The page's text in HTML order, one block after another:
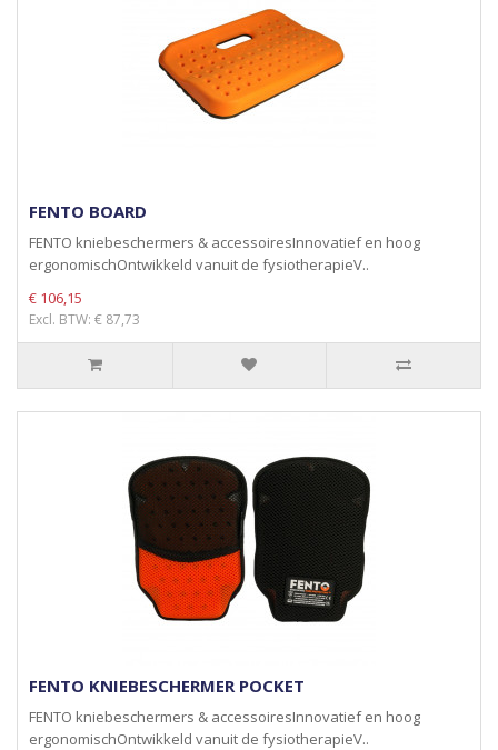
FENTO BOARD
FENTO kniebeschermers & accessoiresInnovatief en hoog
ergonomischOntwikkeld vanuit de fysiotherapieV..
€ 106,15
Excl. BTW: € 87,73
FENTO KNIEBESCHERMER POCKET
FENTO kniebeschermers & accessoiresInnovatief en hoog
ergonomischOntwikkeld vanuit de fysiotherapieV..